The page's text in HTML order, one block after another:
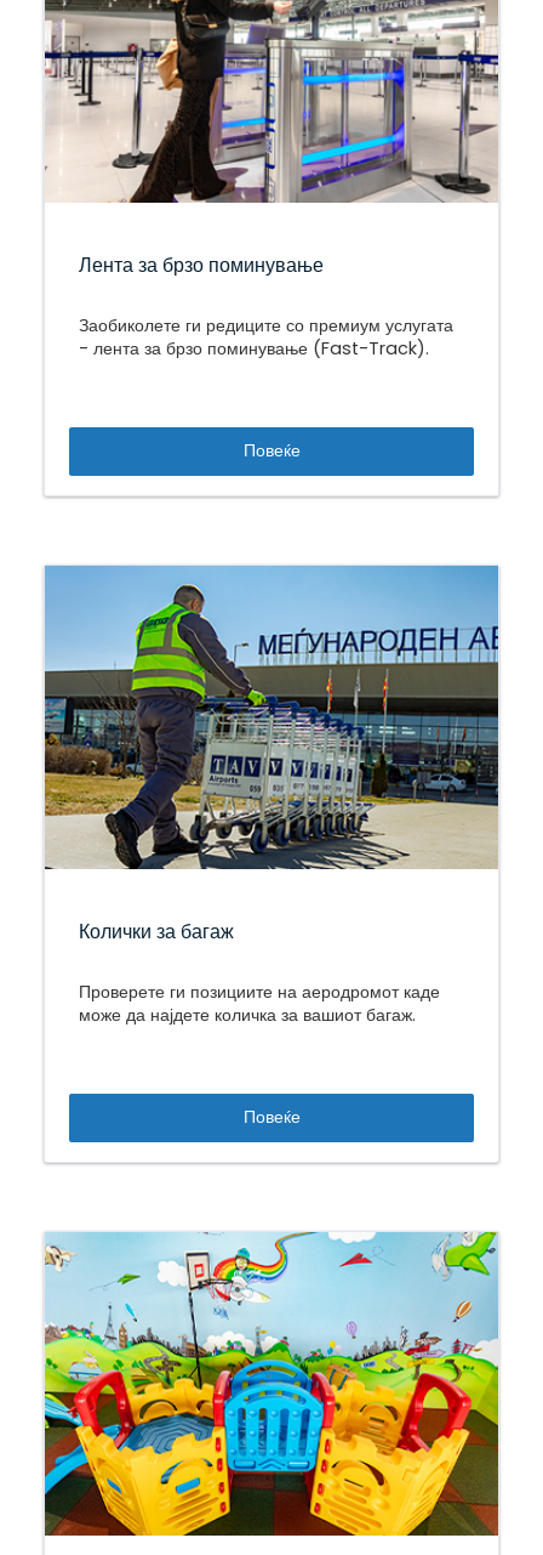
Лента за брзо поминување
Заобиколете ги редиците со премиум услугата
- лента за брзо поминување (Fast-Track).
Повеќе
Колички за багаж
Проверете ги позициите на аеродромот каде
може да најдете количка за вашиот багаж.
Повеќе